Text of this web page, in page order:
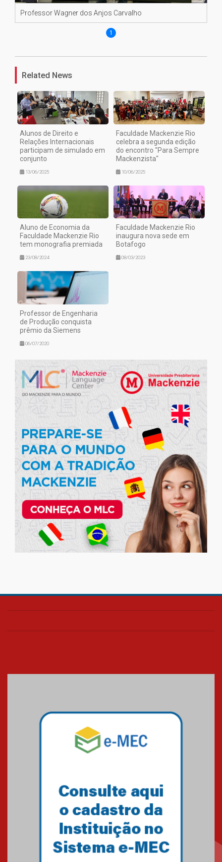
Professor Wagner dos Anjos Carvalho
1
Related News
Alunos de Direito e
Relações Internacionais
participam de simulado em
conjunto
13/06/2025
Faculdade Mackenzie Rio
celebra a segunda edição
do encontro "Para Sempre
Mackenzista"
10/06/2025
Aluno de Economia da
Faculdade Mackenzie Rio
tem monografia premiada
23/08/2024
Faculdade Mackenzie Rio
inaugura nova sede em
Botafogo
08/03/2023
Professor de Engenharia
de Produção conquista
prêmio da Siemens
06/07/2020